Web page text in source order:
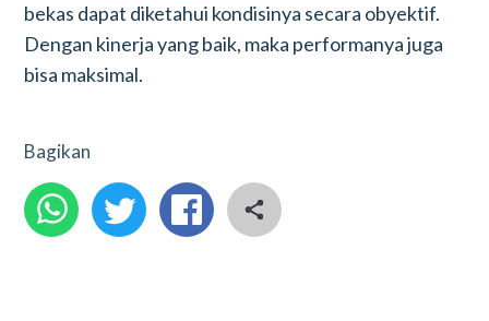
bekas dapat diketahui kondisinya secara obyektif.
Dengan kinerja yang baik, maka performanya juga
bisa maksimal.
Bagikan